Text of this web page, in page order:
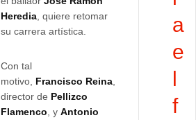
Heredia , quiere retomar
su carrera artística.
Con tal
motivo, Francisco Reina
director de Pellizco
Flamenco , yAntonio
a
e
l
f